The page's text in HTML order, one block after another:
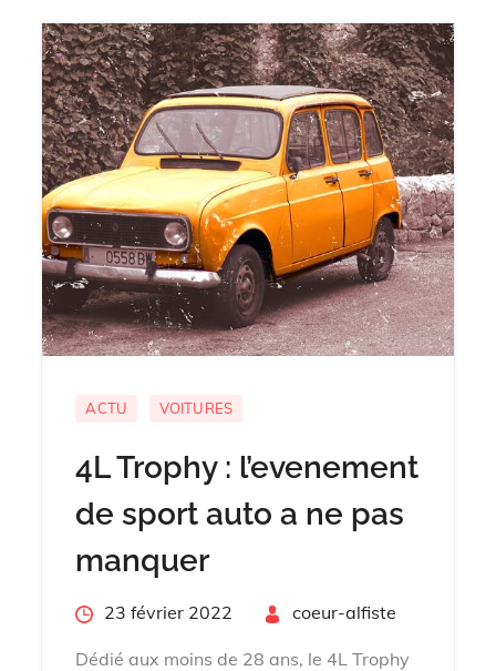
ACTU VOITURES
4L Trophy : l’evenement
de sport auto a ne pas
manquer
Posted23 février 2022 coeur-alfiste
Dédié aux moins de 28 ans, le 4L Trophy